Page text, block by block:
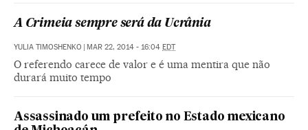
A Crimeia sempre será da Ucrânia
YULIA TIMOSHENKO | MAR 22, 2014 - 16:04 EDT
O referendo carece de valor e é uma mentira que não
durará muito tempo
Assassinado um prefeito no Estado mexicano